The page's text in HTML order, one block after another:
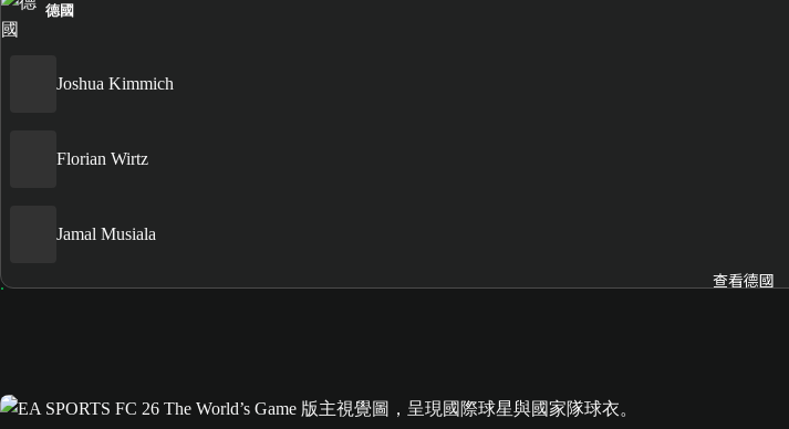
德國
Joshua Kimmich
Florian Wirtz
Jamal Musiala
查看德國